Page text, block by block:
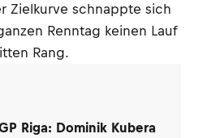
Zielkurve schnappte sich
Renntag keinen Lauf
Rang.
Riga: Dominik Kubera